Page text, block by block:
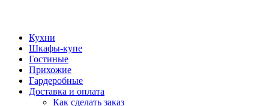
Кухни
Шкафы-купе
Гостиные
Прихожие
Гардеробные
Доставка и оплата
Как сделать заказ